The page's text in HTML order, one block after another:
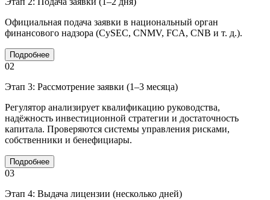
Официальная подача заявки в национальный орган
финансового надзора (CySEC, CNMV, FCA, CNB и т. д.).
Подробнее
02
Этап 3: Рассмотрение заявки (1–3 месяца)
Регулятор анализирует квалификацию руководства,
надёжность инвестиционной стратегии и достаточность
капитала. Проверяются системы управления рисками,
собственники и бенефициары.
Подробнее
03
Этап 4: Выдача лицензии (несколько дней)